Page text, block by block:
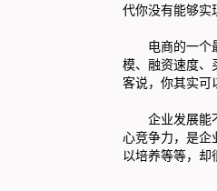
代你没有能够实
电商的一个
模、融资速度、
客说，你其实可
企业发展能
心竞争力，是企
以培养等等，却